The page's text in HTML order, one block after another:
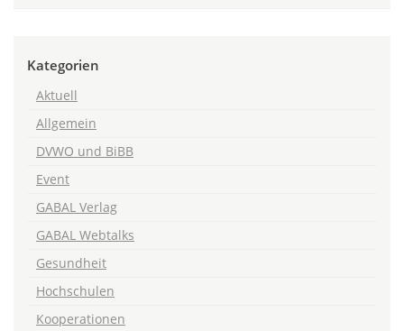
Kategorien
Aktuell
Allgemein
DVWO und BiBB
Event
GABAL Verlag
GABAL Webtalks
Gesundheit
Hochschulen
Kooperationen